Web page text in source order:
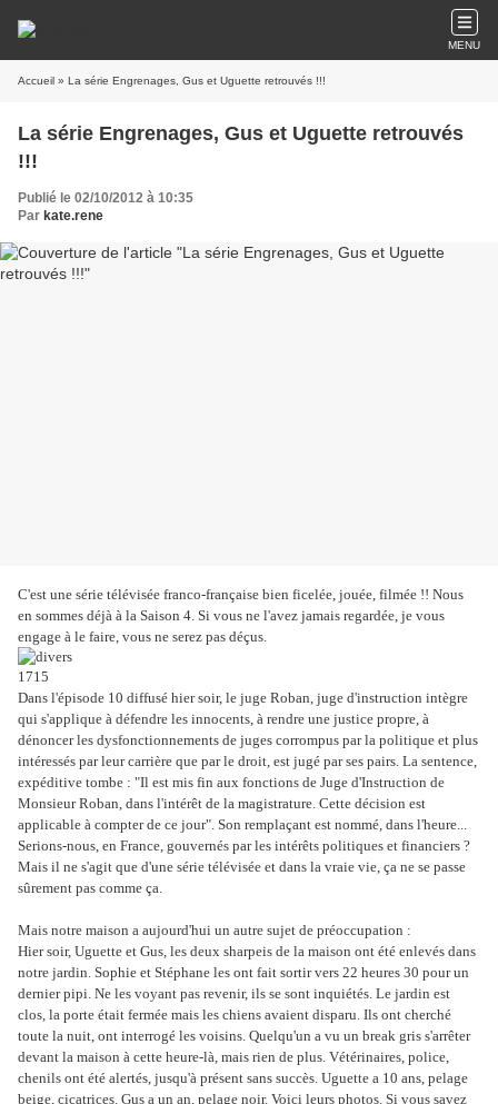
MENU
Accueil » La série Engrenages, Gus et Uguette retrouvés !!!
La série Engrenages, Gus et Uguette retrouvés
!!!
Publié le 02/10/2012 à 10:35
Par kate.rene
C'est une série télévisée franco-française bien ficelée, jouée, filmée !! Nous
en sommes déjà à la Saison 4. Si vous ne l'avez jamais regardée, je vous
engage à le faire, vous ne serez pas déçus.
Dans l'épisode 10 diffusé hier soir, le juge Roban, juge d'instruction intègre
qui s'applique à défendre les innocents, à rendre une justice propre, à
dénoncer les dysfonctionnements de juges corrompus par la politique et plus
intéressés par leur carrière que par le droit, est jugé par ses pairs. La sentence,
expéditive tombe : "Il est mis fin aux fonctions de Juge d'Instruction de
Monsieur Roban, dans l'intérêt de la magistrature. Cette décision est
applicable à compter de ce jour". Son remplaçant est nommé, dans l'heure...
Serions-nous, en France, gouvernés par les intérêts politiques et financiers ?
Mais il ne s'agit que d'une série télévisée et dans la vraie vie, ça ne se passe
sûrement pas comme ça.
Mais notre maison a aujourd'hui un autre sujet de préoccupation :
Hier soir, Uguette et Gus, les deux sharpeis de la maison ont été enlevés dans
notre jardin. Sophie et Stéphane les ont fait sortir vers 22 heures 30 pour un
dernier pipi. Ne les voyant pas revenir, ils se sont inquiétés. Le jardin est
clos, la porte était fermée mais les chiens avaient disparu. Ils ont cherché
toute la nuit, ont interrogé les voisins. Quelqu'un a vu un break gris s'arrêter
devant la maison à cette heure-là, mais rien de plus. Vétérinaires, police,
chenils ont été alertés, jusqu'à présent sans succès. Uguette a 10 ans, pelage
beige, cicatrices. Gus a un an, pelage noir. Voici leurs photos. Si vous savez